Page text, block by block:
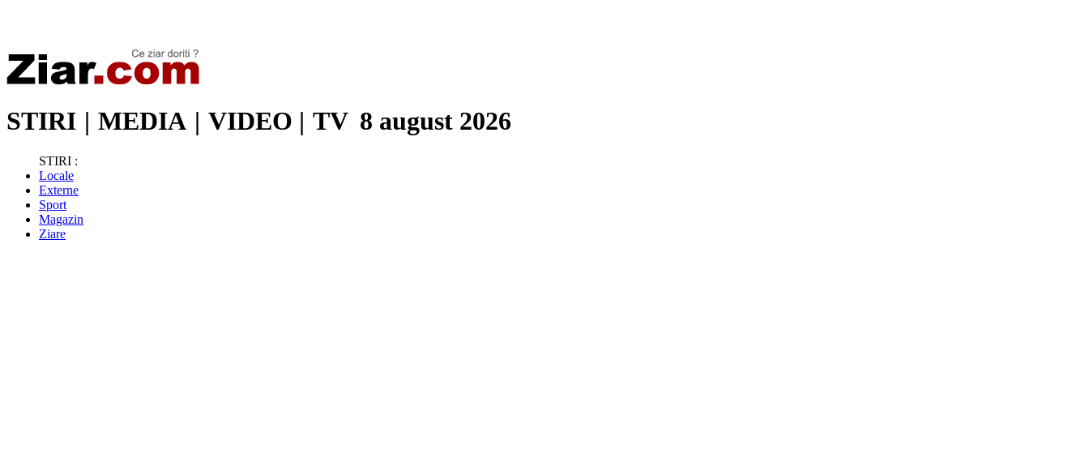
STIRI | MEDIA | VIDEO | TV 8 august 2026
STIRI :
Locale
Externe
Sport
Magazin
Ziare